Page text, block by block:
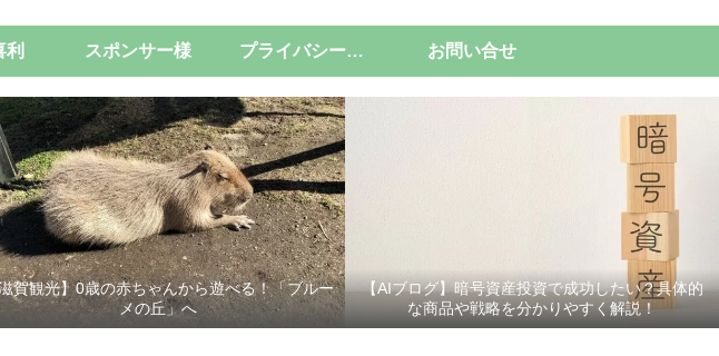
スポンサー様 プライバシーポリシー お問い合せ
賀観光】0歳の赤ちゃんから遊べる！「ブルー
メの丘」へ
【AIブログ】暗号資産投資で成功したい？具体的
な商品や戦略を分かりやすく解説！